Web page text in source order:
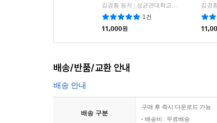
김경훤 등저 | 성균관대학교출판부(SKKUP)
1건
11,000원
김경
배송/반품/교환 안내
배송 안내
배송 구분
구매 후 즉시 다운로드 가능
배송비 : 무료배송